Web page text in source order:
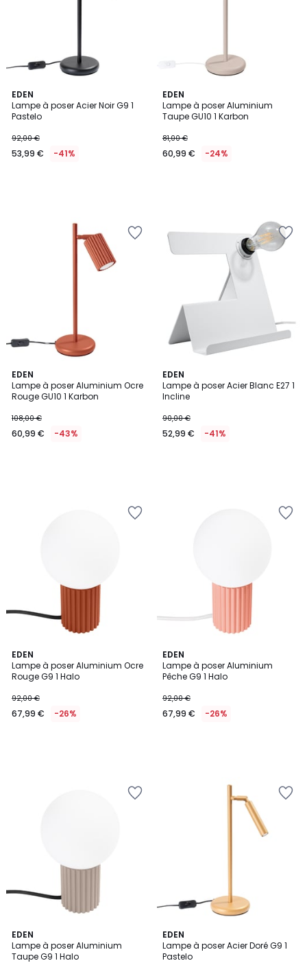
EDEN
Lampe à poser Acier Noir G9 1
Pastelo
92,00 €
53,99 € -41%
EDEN
Lampe à poser Aluminium
Taupe GU10 1 Karbon
81,00 €
60,99 € -24%
EDEN
Lampe à poser Aluminium Ocre
Rouge GU10 1 Karbon
108,00 €
60,99 € -43%
EDEN
Lampe à poser Acier Blanc E27 1
Incline
90,00 €
52,99 € -41%
EDEN
Lampe à poser Aluminium Ocre
Rouge G9 1 Halo
92,00 €
67,99 € -26%
EDEN
Lampe à poser Aluminium
Pêche G9 1 Halo
92,00 €
67,99 € -26%
EDEN
Lampe à poser Aluminium
Taupe G9 1 Halo
EDEN
Lampe à poser Acier Doré G9 1
Pastelo